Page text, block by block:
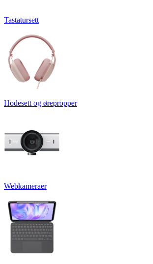
Tastatursett
Hodesett og ørepropper
Webkameraer